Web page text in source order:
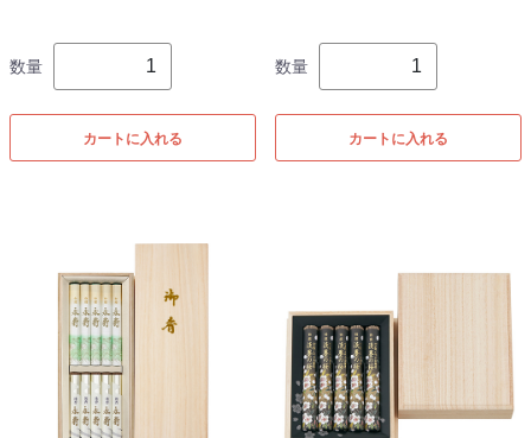
数量
カートに入れる
数量
カートに入れる